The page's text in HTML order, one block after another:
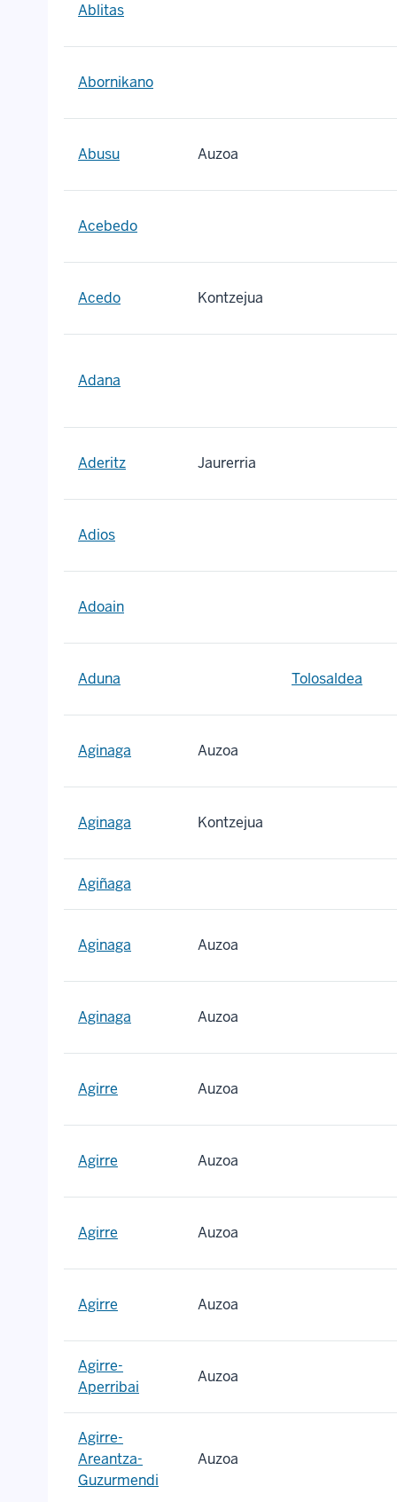
Ablitas
Abornikano
Abusu Auzoa
Acebedo
Acedo Kontzejua
Adana
Aderitz Jaurerria
Adios
Adoain
Aduna Tolosaldea
Aginaga Auzoa
Aginaga Kontzejua
Agiñaga
Aginaga Auzoa
Aginaga Auzoa
Agirre Auzoa
Agirre Auzoa
Agirre Auzoa
Agirre Auzoa
Agirre-
Aperribai
Auzoa
Agirre-
Areantza-
Guzurmendi
Auzoa